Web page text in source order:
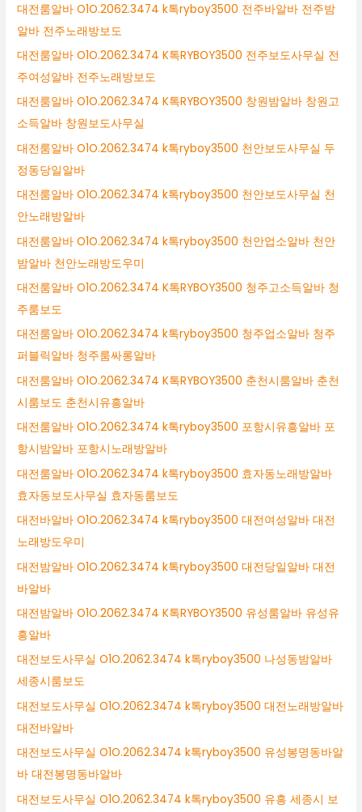
대전룸알바 O1O.2062.3474 k톡ryboy3500 전주바알바 전주밤
알바 전주노래방보도
대전룸알바 O1O.2062.3474 K톡RYBOY3500 전주보도사무실 전
주여성알바 전주노래방보도
대전룸알바 O1O.2062.3474 K톡RYBOY3500 창원밤알바 창원고
소득알바 창원보도사무실
대전룸알바 O1O.2062.3474 k톡ryboy3500 천안보도사무실 두
정동당일알바
대전룸알바 O1O.2062.3474 k톡ryboy3500 천안보도사무실 천
안노래방알바
대전룸알바 O1O.2062.3474 k톡ryboy3500 천안업소알바 천안
밤알바 천안노래방도우미
대전룸알바 O1O.2062.3474 K톡RYBOY3500 청주고소득알바 청
주룸보도
대전룸알바 O1O.2062.3474 k톡ryboy3500 청주업소알바 청주
퍼블릭알바 청주룸싸롱알바
대전룸알바 O1O.2062.3474 K톡RYBOY3500 춘천시룸알바 춘천
시룸보도 춘천시유흥알바
대전룸알바 O1O.2062.3474 k톡ryboy3500 포항시유흥알바 포
항시밤알바 포항시노래방알바
대전룸알바 O1O.2062.3474 k톡ryboy3500 효자동노래방알바
효자동보도사무실 효자동룸보도
대전바알바 O1O.2062.3474 k톡ryboy3500 대전여성알바 대전
노래방도우미
대전밤알바 O1O.2062.3474 k톡ryboy3500 대전당일알바 대전
바알바
대전밤알바 O1O.2062.3474 K톡RYBOY3500 유성룸알바 유성유
흥알바
대전보도사무실 O1O.2062.3474 k톡ryboy3500 나성동밤알바
세종시룸보도
대전보도사무실 O1O.2062.3474 k톡ryboy3500 대전노래방알바
대전바알바
대전보도사무실 O1O.2062.3474 k톡ryboy3500 유성봉명동바알
바 대전봉명동바알바
대전보도사무실 O1O.2062.3474 k톡ryboy3500 유흥 세종시 보